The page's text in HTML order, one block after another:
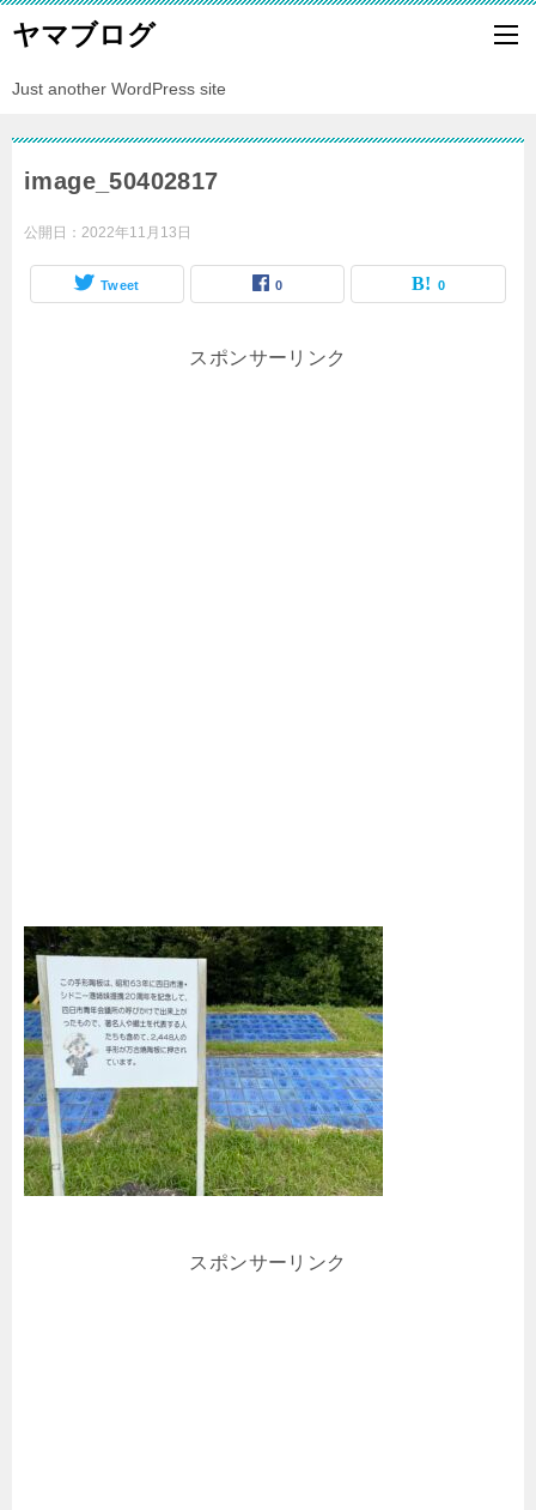
ヤマブログ
Just another WordPress site
image_50402817
公開日： 2022年11月13日
Tweet 0 0
スポンサーリンク
スポンサーリンク